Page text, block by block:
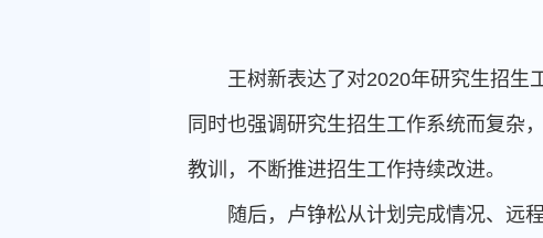
王树新表达了对2020年研究生招生
同时也强调研究生招生工作系统而复杂
教训，不断推进招生工作持续改进。
随后，卢铮松从计划完成情况、远